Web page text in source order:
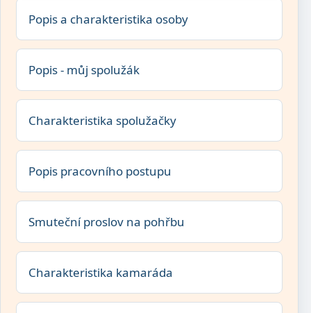
Popis a charakteristika osoby
Popis - můj spolužák
Charakteristika spolužačky
Popis pracovního postupu
Smuteční proslov na pohřbu
Charakteristika kamaráda